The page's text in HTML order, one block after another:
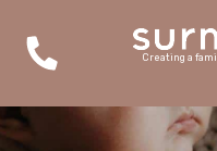
Creating a